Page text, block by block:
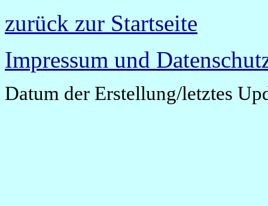
zurück zur Startseite
Impressum und
Datum der Erstellung/letztes